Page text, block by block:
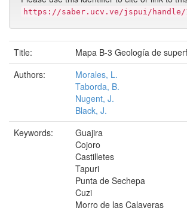
https://saber.ucv.ve/jspui/handle/
Title:
Mapa B-3 Geología de
Authors:
Morales, L.
Taborda, B.
Nugent, J.
Black, J.
Keywords:
Guajira
Cojoro
Castilletes
Tapuri
Punta de Sechepa
Cuzi
Morro de las Calaveras